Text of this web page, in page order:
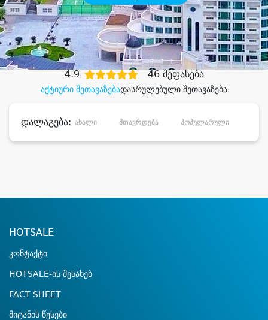
შეიძინესასურველი მომსახურება
დიდი დანაზოგით
აქტიური შეთავაზებადასრულებული შეთავაზება
4.9 46 შეფასება
დალაგება: ახალი მთავრდება პოპულარული
HOTSALE
კონტაქტი
HOTSALE-ის შესახებ
FACT SHEET
მიტანის წესები